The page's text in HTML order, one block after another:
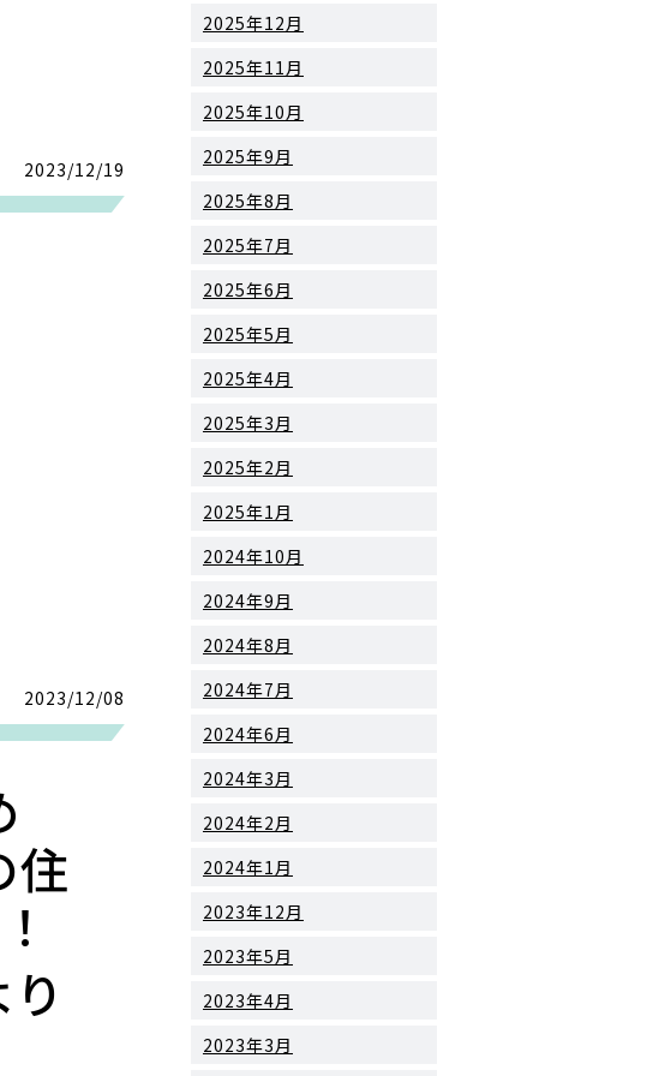
2023/12/19
2023/12/08
住
2025年12月
2025年11月
2025年10月
2025年9月
2025年8月
2025年7月
2025年6月
2025年5月
2025年4月
2025年3月
2025年2月
2025年1月
2024年10月
2024年9月
2024年8月
2024年7月
2024年6月
2024年3月
2024年2月
2024年1月
2023年12月
2023年5月
2023年4月
2023年3月